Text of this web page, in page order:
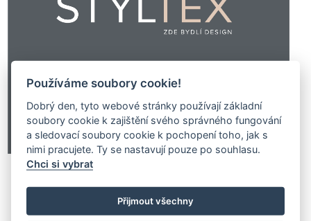
Používáme soubory cookie!
Dobrý den, tyto webové stránky používají základní
soubory cookie k zajištění svého správného fungování
a sledovací soubory cookie k pochopení toho, jak s
nimi pracujete. Ty se nastavují pouze po souhlasu.
Chci si vybrat
Přijmout všechny